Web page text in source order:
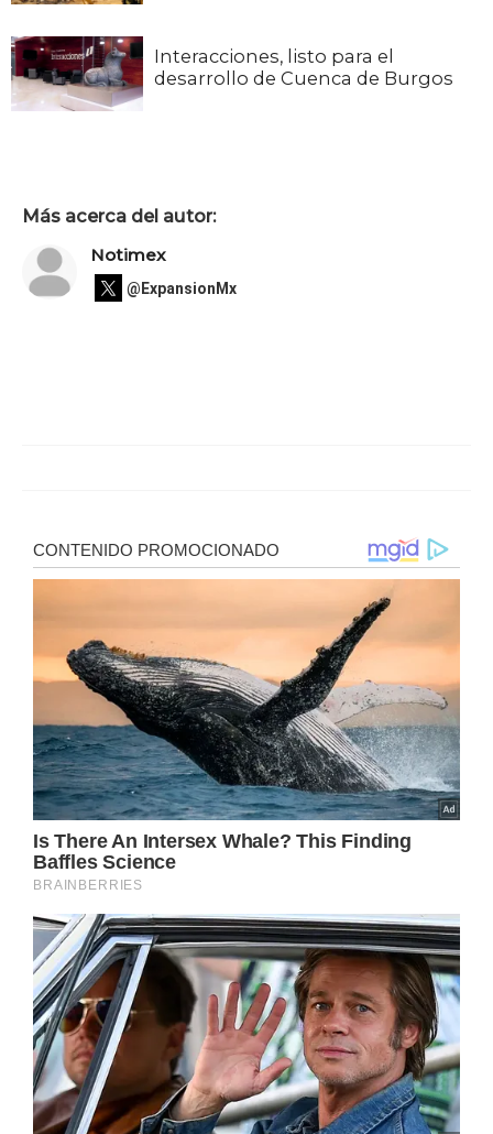
Interacciones, listo para el
desarrollo de Cuenca de Burgos
Más acerca del autor:
Notimex
@ExpansionMx